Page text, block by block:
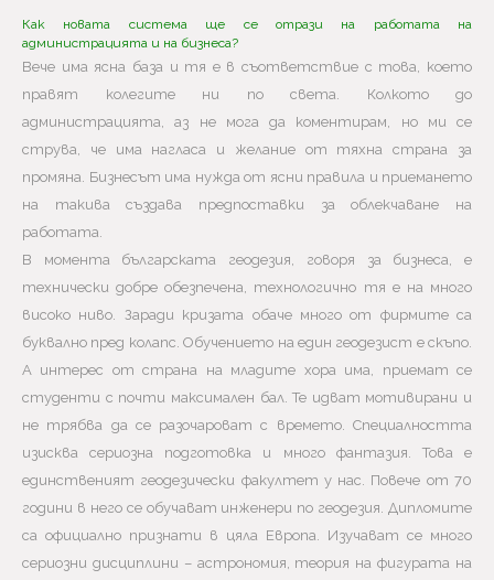
Как новата система ще се отрази на работата на
администрацията и на бизнеса?
Вече има ясна база и тя е в съответствие с това, което
правят колегите ни по света. Колкото до
администрацията, аз не мога да коментирам, но ми се
струва, че има нагласа и желание от тяхна страна за
промяна. Бизнесът има нужда от ясни правила и приемането
на такива създава предпоставки за облекчаване на
работата.
В момента българската геодезия, говоря за бизнеса, е
технически добре обезпечена, технологично тя е на много
високо ниво. Заради кризата обаче много от фирмите са
буквално пред колапс. Обучението на един геодезист е скъпо.
А интерес от страна на младите хора има, приемат се
студенти с почти максимален бал. Те идват мотивирани и
не трябва да се разочароват с времето. Специалността
изисква сериозна подготовка и много фантазия. Това е
единственият геодезически факултет у нас. Повече от 70
години в него се обучават инженери по геодезия. Дипломите
са официално признати в цяла Европа. Изучават се много
сериозни дисциплини – астрономия, теория на фигурата на